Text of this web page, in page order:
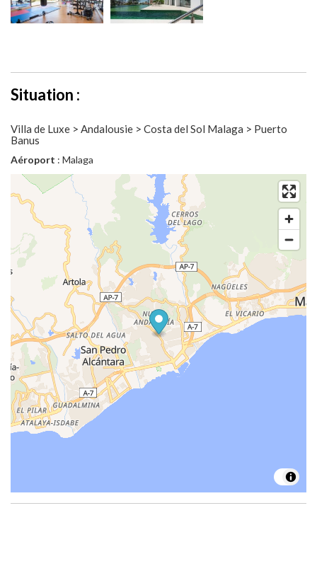
Situation :
Villa de Luxe > Andalousie > Costa del Sol Malaga > Puerto
Banus
Aéroport : Malaga